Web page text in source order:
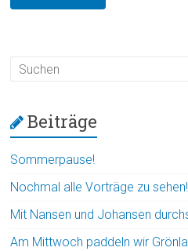
Beiträge
Sommerpause!
Nochmal alle Vorträge zu sehen!
Mit Nansen und Johansen
Am Mittwoch paddeln wir